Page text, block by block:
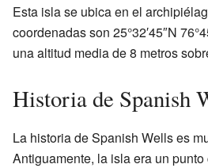
Esta isla se ubica en el
coordenadas son 25°32′45″N
una altitud media de 8 metros
Historia de Spanish
La historia de Spanish Wells es
Antiguamente, la isla era un